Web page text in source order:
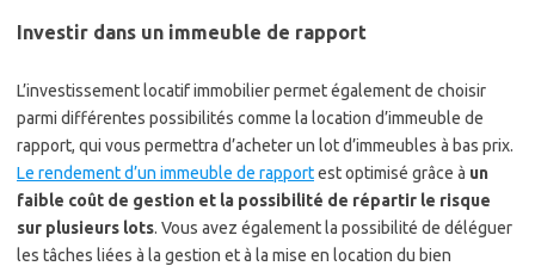
Investir dans un immeuble de rapport
L’investissement locatif immobilier permet également de choisir
parmi différentes possibilités comme la location d’immeuble de
rapport, qui vous permettra d’acheter un lot d’immeubles à bas prix.
Le rendement d’un immeuble de rapportest optimisé grâce à un
faible coût de gestion et la possibilité de répartir le risque
sur plusieurs lots. Vous avez également la possibilité de déléguer
les tâches liées à la gestion et à la mise en location du bien